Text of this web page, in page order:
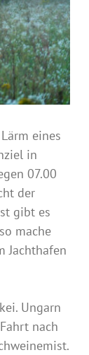
eines
in
07.00
der
gibt es
mache
Jachthafen
Ungarn
nach